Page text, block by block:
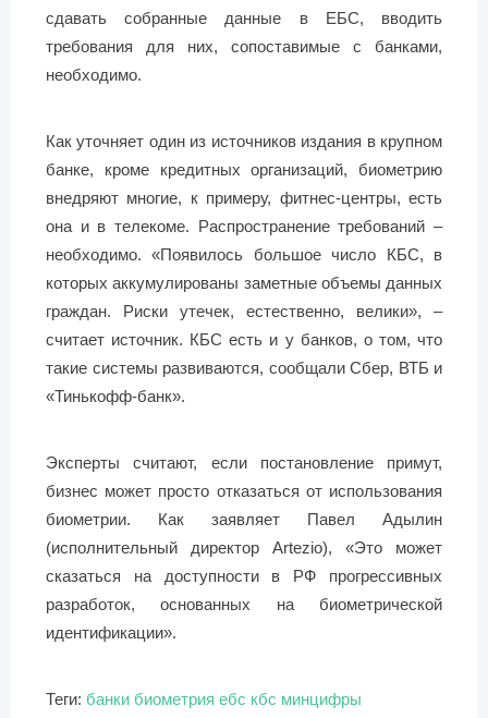
сдавать собранные данные в ЕБС, вводить
требования для них, сопоставимые с банками,
необходимо.
Как уточняет один из источников издания в крупном
банке, кроме кредитных организаций, биометрию
внедряют многие, к примеру, фитнес-центры, есть
она и в телекоме. Распространение требований –
необходимо. «Появилось большое число КБС, в
которых аккумулированы заметные объемы данных
граждан. Риски утечек, естественно, велики», –
считает источник. КБС есть и у банков, о том, что
такие системы развиваются, сообщали Сбер, ВТБ и
«Тинькофф-банк».
Эксперты считают, если постановление примут,
бизнес может просто отказаться от использования
биометрии. Как заявляет Павел Адылин
(исполнительный директор Artezio), «Это может
сказаться на доступности в РФ прогрессивных
разработок, основанных на биометрической
идентификации».
Теги: банки биометрия ебс кбс минцифры